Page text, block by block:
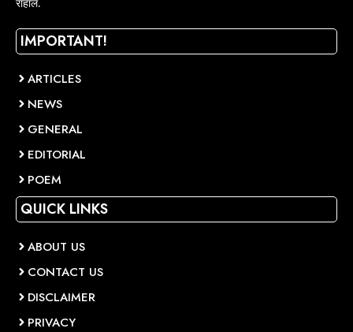
IMPORTANT!
ARTICLES
NEWS
GENERAL
EDITORIAL
POEM
QUICK LINKS
ABOUT US
CONTACT US
DISCLAIMER
PRIVACY